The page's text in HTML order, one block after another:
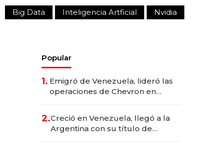
Big Data Inteligencia Artficial Nvidia
Popular
1. Emigró de Venezuela, lideró las
operaciones de Chevron en
2.Creció en Venezuela, llegó a la
Argentina con su título de